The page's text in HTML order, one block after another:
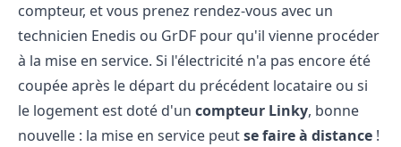
compteur, et vous prenez rendez-vous avec un
technicien Enedis ou GrDF pour qu'il vienne procéder
à la mise en service. Si l'électricité n'a pas encore été
coupée après le départ du précédent locataire ou si
le logement est doté d'un compteur Linky, bonne
nouvelle : la mise en service peutse faire à distance !